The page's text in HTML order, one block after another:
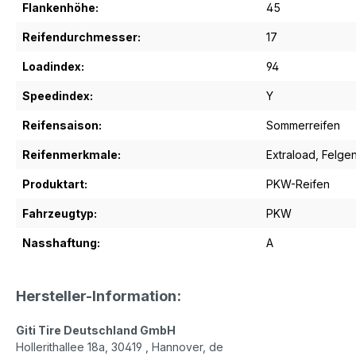
Flankenhöhe: 45
Reifendurchmesser: 17
Loadindex: 94
Speedindex: Y
Reifensaison: Sommerreifen
Reifenmerkmale: Extraload ,
Produktart: PKW-Reifen
Fahrzeugtyp: PKW
Nasshaftung: A
Hersteller-Information:
Giti Tire Deutschland GmbH
Hollerithallee 18a, 30419 , Hannover, de